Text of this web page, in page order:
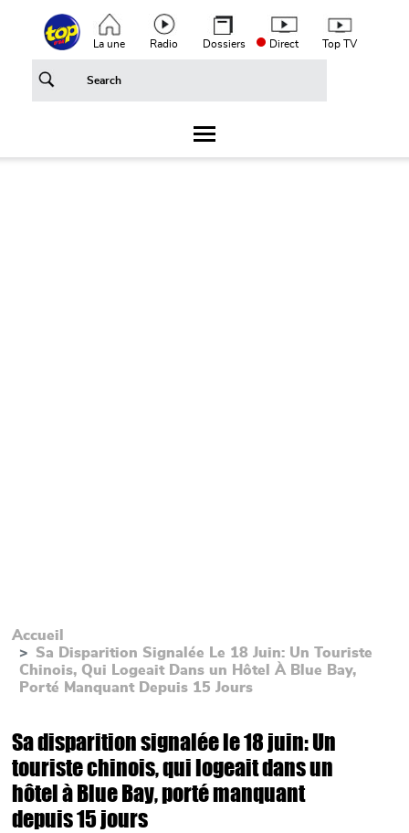
Aller au contenu principalTop header menu
La une Radio Dossiers Direct Top TV
Accueil
Sa Disparition Signalée Le 18 Juin: Un Touriste
Chinois, Qui Logeait Dans un Hôtel À Blue Bay,
Porté Manquant Depuis 15 Jours
Sa disparition signalée le 18 juin: Un
touriste chinois, qui logeait dans un
hôtel à Blue Bay, porté manquant
depuis 15 jours